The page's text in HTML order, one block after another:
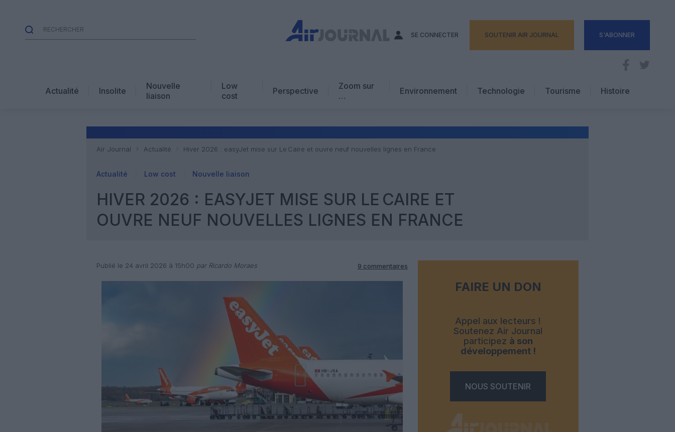
SE CONNECTER SOUTENIR AIR JOURNAL S'ABONNER
Actualité Insolite
Nouvelle
liaison
Low
cost
Perspective
Zoom sur
…
Avis d’expert
Environnement Technologie
Tourisme
Hôtellerie
Histoire
Air Journal Actualité Hiver 2026 : easyJet mise sur Le Caire et ouvre neuf nouvelles lignes en France
Actualité Low cost Nouvelle liaison
HIVER 2026 : EASYJET MISE SUR LE CAIRE ET
OUVRE NEUF NOUVELLES LIGNES EN FRANCE
Publié le 24 avril 2026 à 15h00 par Ricardo Moraes 9 commentaires
FAIRE UN DON
Appel aux lecteurs !
Soutenez Air Journal
participez à son
développement !
NOUS SOUTENIR